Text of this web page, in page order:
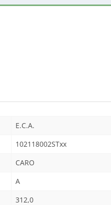
E.C.A.
102118002STxx
CARO
A
312,0